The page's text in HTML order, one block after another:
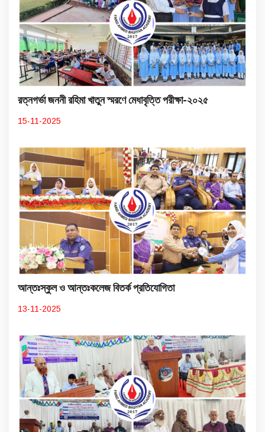
রত্নগর্ভা জননী রহিমা খাতুন স্মরণে মেধাবৃত্তি পরীক্ষা-২০২৫
15-11-2025
আন্তঃস্কুল ও আন্তঃকলেজ বিতর্ক প্রতিযোগিতা
13-11-2025